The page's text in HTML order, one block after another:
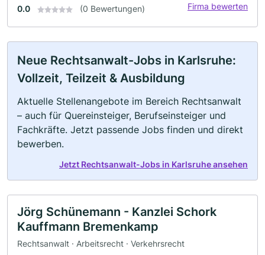
0.0 (0 Bewertungen) Firma bewerten
Neue Rechtsanwalt-Jobs in Karlsruhe:
Vollzeit, Teilzeit & Ausbildung
Aktuelle Stellenangebote im Bereich Rechtsanwalt
– auch für Quereinsteiger, Berufseinsteiger und
Fachkräfte. Jetzt passende Jobs finden und direkt
bewerben.
Jetzt Rechtsanwalt-Jobs in Karlsruhe ansehen
Jörg Schünemann - Kanzlei Schork
Kauffmann Bremenkamp
Rechtsanwalt · Arbeitsrecht · Verkehrsrecht